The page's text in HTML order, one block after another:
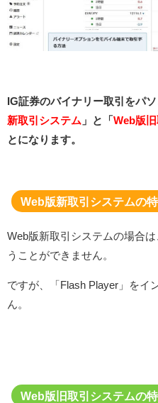
IG証券のバイナリー取引をパ
新取引システム 」と「 Web版
とになります。
Web版新取引システムの
Web版新取引システムの場合は
うことができません。
ですが、「Flash Player」をイ
ん。
Web版旧取引システムの